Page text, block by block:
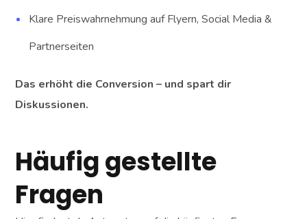
Klare Preiswahrnehmung auf Flyern, Social Media &
Partnerseiten
Das erhöht die Conversion – und spart dir
Diskussionen.
Häufig gestellte
Fragen